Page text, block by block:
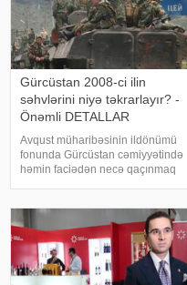
Gürcüstan 2008-ci ilin
səhvlərini niyə təkrarlayır? -
Önəmli DETALLAR
Avqust müharibəsinin ildönümü
fonunda Gürcüstan cəmiyyətində
həmin faciədən necə qaçınmaq
Vaxtanq Coxadzenin təhlilində
2008-ci il hadisələrinin geosiyasi
nəticələr